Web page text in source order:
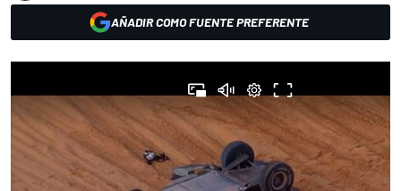
AÑADIR COMO FUENTE PREFERENTE